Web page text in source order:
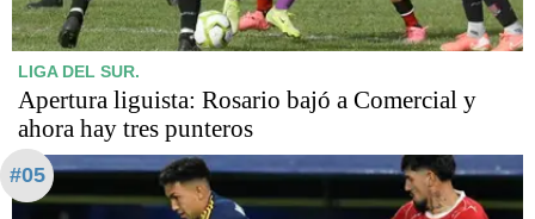
LIGA DEL SUR.
Apertura liguista: Rosario bajó a Comercial y
ahora hay tres punteros
#05